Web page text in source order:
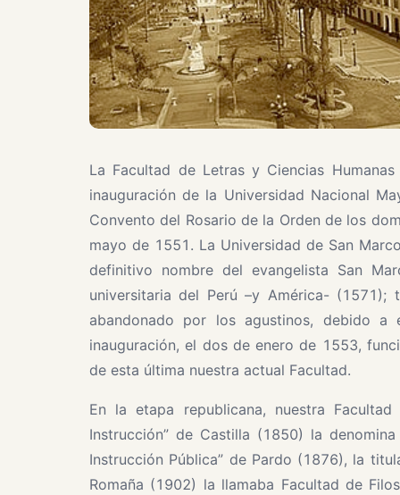
La Facultad de Letras y Ciencias
inauguración de la Universidad Nacional
Convento del Rosario de la Orden de los
mayo de 1551. La Universidad de San
definitivo nombre del evangelista San
universitaria del Perú –y América-
abandonado por los agustinos, debido
inauguración, el dos de enero de 1553,
de esta última nuestra actual Facultad.
En la etapa republicana, nuestra
Instrucción” de Castilla (1850) la
Instrucción Pública” de Pardo (1876), la
Romaña (1902) la llamaba Facultad de